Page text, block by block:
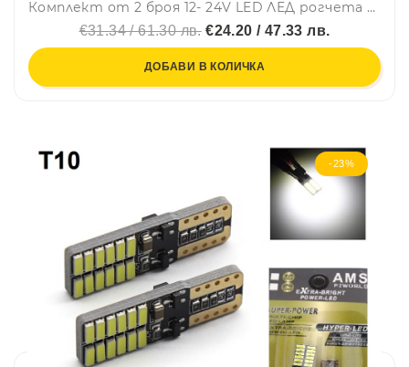
Комплект от 2 броя 12- 24V LED ЛЕД рогчета странични габаритни светлини въртящи се за камион ремарке платформа каравана и др. бяло-червено
€31.34 / 61.30 лв.€24.20 / 47.33 лв.
ДОБАВИ В КОЛИЧКА
-23%